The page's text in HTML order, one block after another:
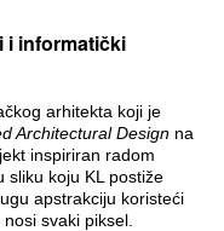
i informatički
arhitekta koji je
Architectural Designna
inspiriran radom
sliku koju KL postiže
apstrakciju koristeći
svaki piksel.